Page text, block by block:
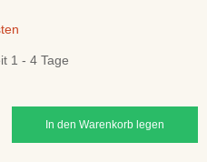
1 - 4 Tage
In den Warenkorb legen